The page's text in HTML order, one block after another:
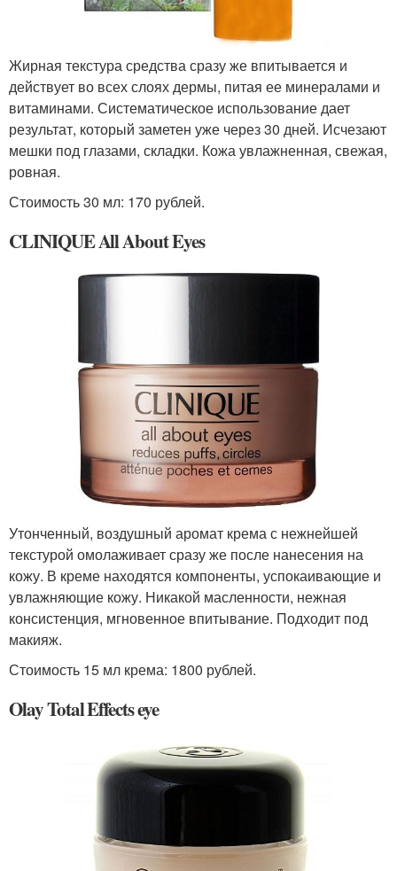
Жирная текстура средства сразу же впитывается и
действует во всех слоях дермы, питая ее минералами и
витаминами. Систематическое использование дает
результат, который заметен уже через 30 дней. Исчезают
мешки под глазами, складки. Кожа увлажненная, свежая,
ровная.
Стоимость 30 мл: 170 рублей.
CLINIQUE All About Eyes
Утонченный, воздушный аромат крема с нежнейшей
текстурой омолаживает сразу же после нанесения на
кожу. В креме находятся компоненты, успокаивающие и
увлажняющие кожу. Никакой масленности, нежная
консистенция, мгновенное впитывание. Подходит под
макияж.
Стоимость 15 мл крема: 1800 рублей.
Olay Total Effects eye